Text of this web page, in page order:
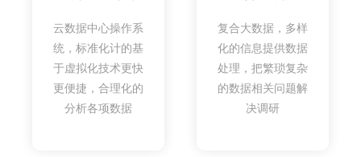
云数据中心操作系
统，标准化计的基
于虚拟化技术更快
更便捷，合理化的
分析各项数据
复合大数据，多样
化的信息提供数据
处理，把繁琐复杂
的数据相关问题解
决调研